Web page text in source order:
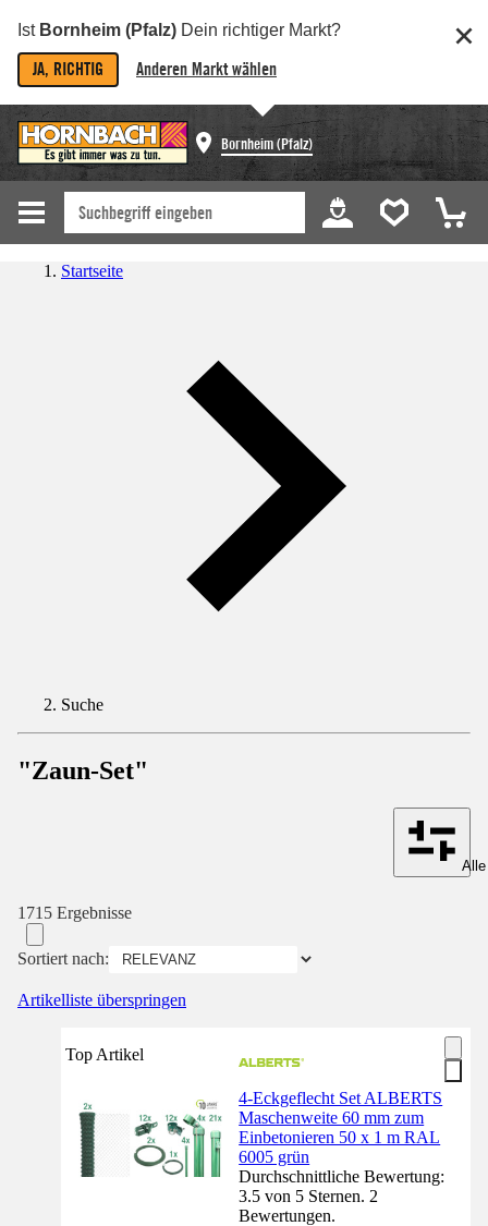
Ist Bornheim (Pfalz) Dein richtiger Markt?
JA, RICHTIG Anderen Markt wählen
Bornheim (Pfalz)
Startseite
Suche
"Zaun-Set"
1715 Ergebnisse
Sortiert nach:
Artikelliste überspringen
Top Artikel
4-Eckgeflecht Set ALBERTS
Maschenweite 60 mm zum
Einbetonieren 50 x 1 m RAL
6005 grün
Durchschnittliche Bewertung:
3.5 von 5 Sternen. 2
Bewertungen.